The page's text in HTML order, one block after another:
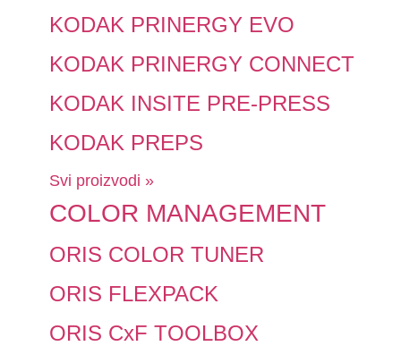
KODAK PRINERGY EVO
KODAK PRINERGY CONNECT
KODAK INSITE PRE-PRESS
KODAK PREPS
Svi proizvodi »
COLOR MANAGEMENT
ORIS COLOR TUNER
ORIS FLEXPACK
ORIS CxF TOOLBOX